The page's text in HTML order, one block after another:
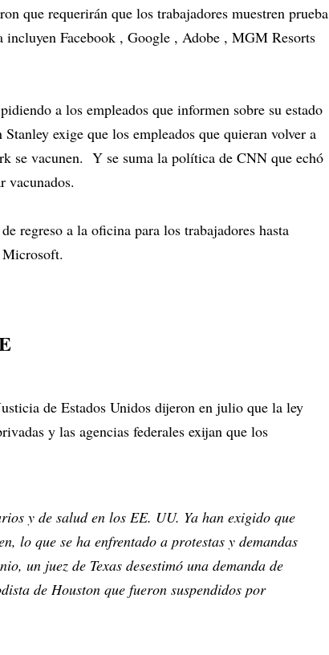
que requerirán que los trabajadores muestren prueba
incluyen Facebook , Google , Adobe , MGM Resorts
a los empleados que informen sobre su estado
exige que los empleados que quieran volver a
se vacunen. Y se suma la política de CNN que echó
vacunados.
regreso a la oficina para los trabajadores hasta
de Estados Unidos dijeron en julio que la ley
y las agencias federales exijan que los
y de salud en los EE. UU. Ya han exigido que
lo que se ha enfrentado a protestas y demandas
un juez de Texas desestimó una demanda de
de Houston que fueron suspendidos por